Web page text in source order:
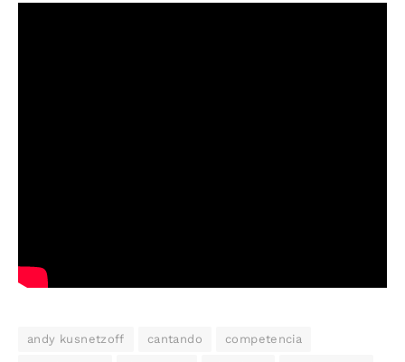
andy kusnetzoff cantando competencia